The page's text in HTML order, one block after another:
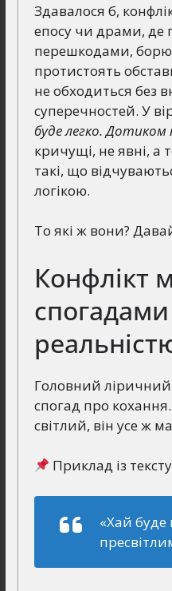
Здавалося б,
епосу чи драми, де
перешкодами,
протистоять
не обходиться без
суперечностей. У
буде легко. Дотиком
кричущі, не явні, а
такі, що
логікою.
То які ж вони?
Конфлікт
спогадами
Головний
спогад про
світлий, він усе ж
Приклад із
«Хай